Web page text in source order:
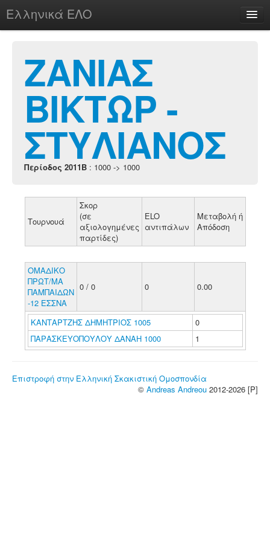
Ελληνικά ΕΛΟ
chesstu.be @ discord
Login
ΖΑΝΙΑΣ
ΒΙΚΤΩΡ -
ΣΤΥΛΙΑΝΟΣ
Περίοδος 2011B : 1000 -> 1000
Τουρνουά
Σκορ
(σε
αξιολογημένες
παρτίδες)
ELO
αντιπάλων
Μεταβολή ή
Απόδοση
ΟΜΑΔΙΚΟ
ΠΡΩΤ/ΜΑ
ΠΑΜΠΑΙΔΩΝ
-12 ΕΣΣΝΑ
0 / 0 0 0.00
ΚΑΝΤΑΡΤΖΗΣ ΔΗΜΗΤΡΙΟΣ 1005
0
ΠΑΡΑΣΚΕΥΟΠΟΥΛΟΥ ΔΑΝΑΗ 1000
1
Επιστροφή στην Ελληνική Σκακιστική Ομοσπονδία
© Andreas Andreou 2012-2026 [P]